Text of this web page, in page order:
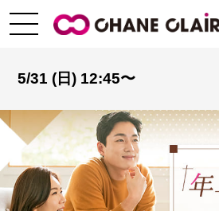
5/31 (日) 12:45〜